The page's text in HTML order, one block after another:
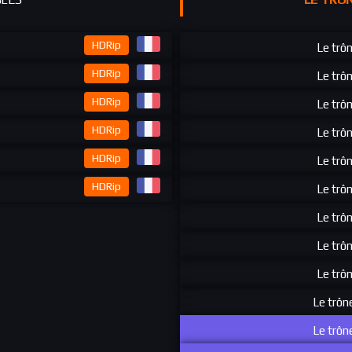
HDRip
HDRip
HDRip
HDRip
HDRip
HDRip
Le
Le
Le
Le
Le
Le
Le
Le
Le
Le
Le